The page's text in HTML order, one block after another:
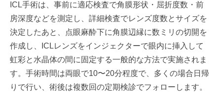
ICL手術は、事前に適応検査で角膜形状・屈折度数・前
房深度などを測定し、詳細検査でレンズ度数とサイズを
決定したあと、点眼麻酔下に角膜辺縁に数ミリの切開を
作成し、ICLレンズをインジェクターで眼内に挿入して
虹彩と水晶体の間に固定する一般的な方法で実施されま
す。手術時間は両眼で10〜20分程度で、多くの場合日帰
りで行い、術後は複数回の定期検診でフォローします。